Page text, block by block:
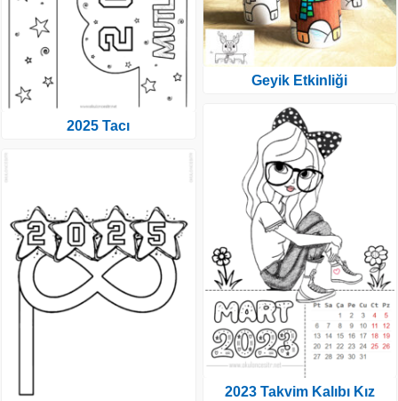
2025 Tacı
Geyik Etkinliği
2023 Takvim Kalıbı Kız